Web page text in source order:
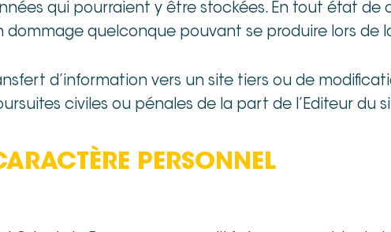
qui pourraient y être stockées. En tout état de
dommage quelconque pouvant se produire lors de
d’information vers un site tiers ou de
civiles ou pénales de la part de l’Editeur du
PERSONNEL